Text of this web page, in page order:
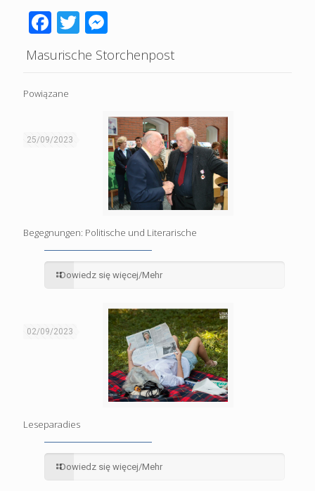
Facebook
Twitter
Masurische Storchenpost
Powiązane
25/09/2023
Begegnungen: Politische und Literarische
Dowiedz się więcej/Mehr
02/09/2023
Leseparadies
Dowiedz się więcej/Mehr